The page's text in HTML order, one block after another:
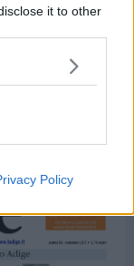
it to other
Policy